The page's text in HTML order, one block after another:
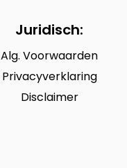
Juridisch:
Alg. Voorwaarden
Privacyverklaring
Disclaimer